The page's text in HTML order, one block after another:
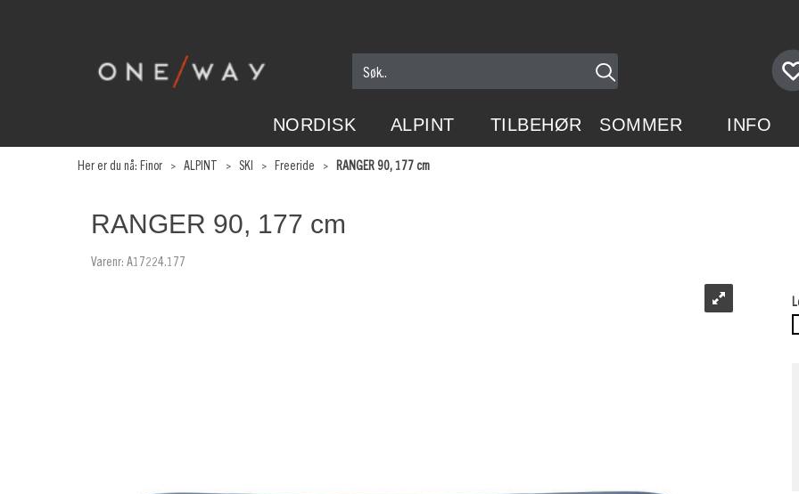
NORDISK ALPINT TILBEHØR SOMMER INFO
Her er du nå: Finor > ALPINT > SKI > Freeride > RANGER 90, 177 cm
RANGER 90, 177 cm
Varenr: A17224.177